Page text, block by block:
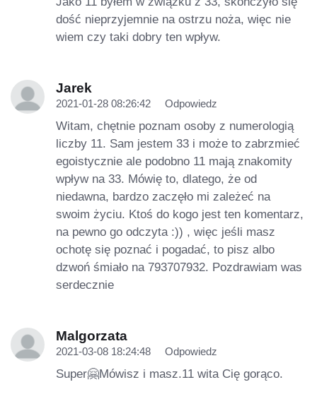
dość nieprzyjemnie na ostrzu noża, więc nie
wiem czy taki dobry ten wpływ.
Jarek
2021-01-28 08:26:42 Odpowiedz
Witam, chętnie poznam osoby z numerologią
liczby 11. Sam jestem 33 i może to zabrzmieć
egoistycznie ale podobno 11 mają znakomity
wpływ na 33. Mówię to, dlatego, że od
niedawna, bardzo zaczęło mi zależeć na
swoim życiu. Ktoś do kogo jest ten komentarz,
na pewno go odczyta :)) , więc jeśli masz
ochotę się poznać i pogadać, to pisz albo
dzwoń śmiało na 793707932. Pozdrawiam was
serdecznie
Malgorzata
2021-03-08 18:24:48 Odpowiedz
Super🤗Mówisz i masz.11 wita Cię gorąco.